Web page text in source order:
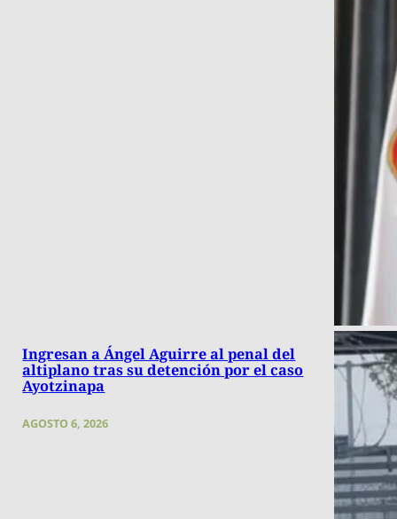
Ingresan a Ángel Aguirre al penal del
altiplano tras su detención por el caso
Ayotzinapa
AGOSTO 6, 2026